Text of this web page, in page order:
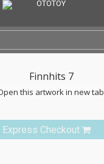
this artwork in new tab
Express Checkout